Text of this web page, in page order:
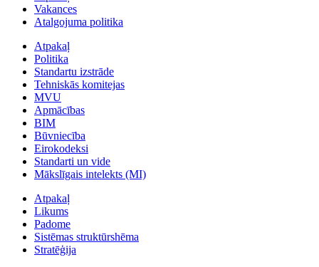
Vakances
Atalgojuma politika
Atpakaļ
Politika
Standartu izstrāde
Tehniskās komitejas
MVU
Apmācības
BIM
Būvniecība
Eirokodeksi
Standarti un vide
Mākslīgais intelekts (MI)
Atpakaļ
Likums
Padome
Sistēmas struktūrshēma
Stratēģija